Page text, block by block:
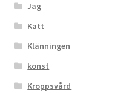
Jag
Katt
Klänningen
konst
Kroppsvård